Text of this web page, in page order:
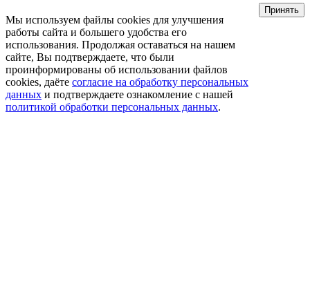
Мы используем файлы cookies для улучшения
работы сайта и большего удобства его
использования. Продолжая оставаться на нашем
сайте, Вы подтверждаете, что были
проинформированы об использовании файлов
cookies, даёте согласие на обработку персональных
данных и подтверждаете ознакомление с нашей
политикой обработки персональных данных.
Принять